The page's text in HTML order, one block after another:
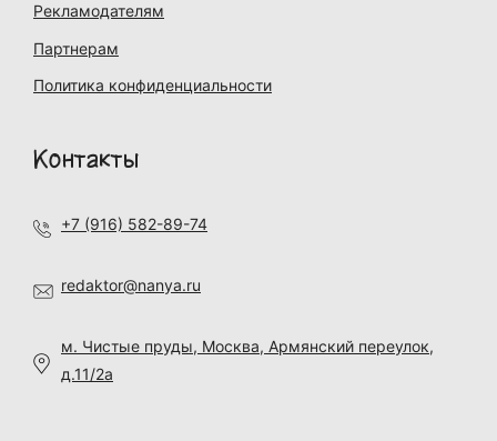
Рекламодателям
Партнерам
Политика конфиденциальности
Контакты
+7 (916) 582-89-74
redaktor@nanya.ru
м. Чистые пруды, Москва, Армянский переулок,
д.11/2а